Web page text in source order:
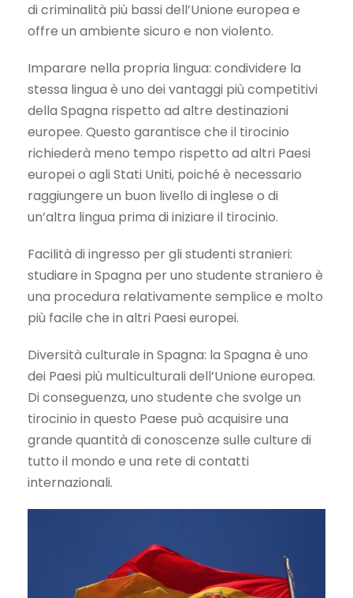
di criminalità più bassi dell’Unione europea e
offre un ambiente sicuro e non violento.
Imparare nella propria lingua: condividere la
stessa lingua è uno dei vantaggi più competitivi
della Spagna rispetto ad altre destinazioni
europee. Questo garantisce che il tirocinio
richiederà meno tempo rispetto ad altri Paesi
europei o agli Stati Uniti, poiché è necessario
raggiungere un buon livello di inglese o di
un’altra lingua prima di iniziare il tirocinio.
Facilità di ingresso per gli studenti stranieri:
studiare in Spagna per uno studente straniero è
una procedura relativamente semplice e molto
più facile che in altri Paesi europei.
Diversità culturale in Spagna: la Spagna è uno
dei Paesi più multiculturali dell’Unione europea.
Di conseguenza, uno studente che svolge un
tirocinio in questo Paese può acquisire una
grande quantità di conoscenze sulle culture di
tutto il mondo e una rete di contatti
internazionali.